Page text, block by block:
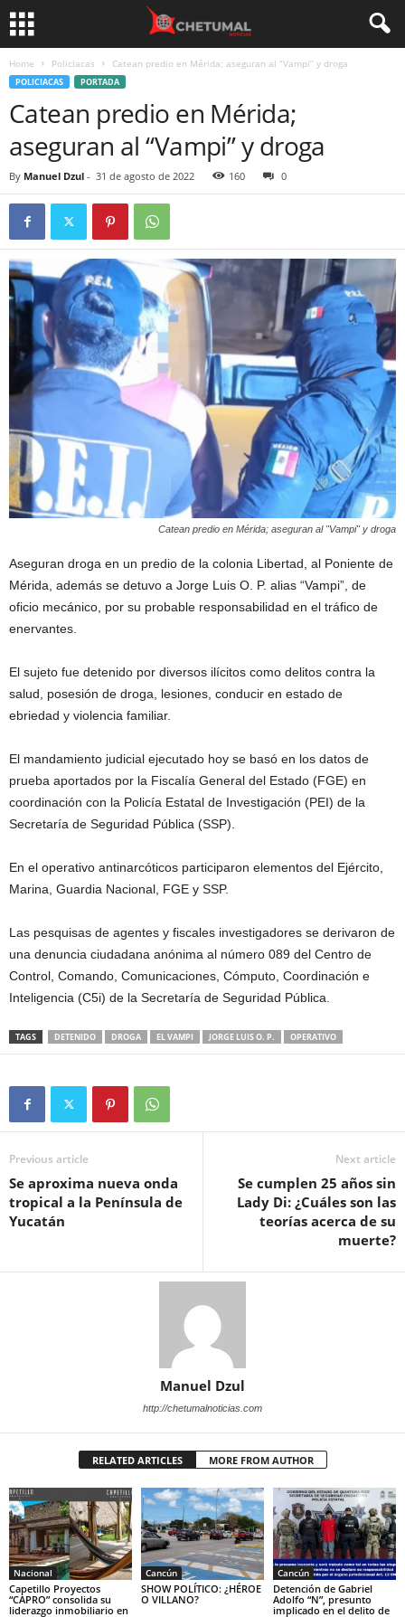
Home Policiacas Catean predio en Mérida; aseguran al “Vampi” y droga
POLICIACAS PORTADA
Catean predio en Mérida;
aseguran al “Vampi” y droga
By Manuel Dzul - 31 de agosto de 2022 160 0
Catean predio en Mérida; aseguran al "Vampi" y droga
Aseguran droga en un predio de la colonia Libertad, al Poniente de
Mérida, además se detuvo a Jorge Luis O. P. alias “Vampi”, de
oficio mecánico, por su probable responsabilidad en el tráfico de
enervantes.
El sujeto fue detenido por diversos ilícitos como delitos contra la
salud, posesión de droga, lesiones, conducir en estado de
ebriedad y violencia familiar.
El mandamiento judicial ejecutado hoy se basó en los datos de
prueba aportados por la Fiscalía General del Estado (FGE) en
coordinación con la Policía Estatal de Investigación (PEI) de la
Secretaría de Seguridad Pública (SSP).
En el operativo antinarcóticos participaron elementos del Ejército,
Marina, Guardia Nacional, FGE y SSP.
Las pesquisas de agentes y fiscales investigadores se derivaron de
una denuncia ciudadana anónima al número 089 del Centro de
Control, Comando, Comunicaciones, Cómputo, Coordinación e
Inteligencia (C5i) de la Secretaría de Seguridad Pública.
TAGS DETENIDO DROGA EL VAMPI JORGE LUIS O. P. OPERATIVO
Previous article
Se aproxima nueva onda
tropical a la Península de
Yucatán
Next article
Se cumplen 25 años sin
Lady Di: ¿Cuáles son las
teorías acerca de su
muerte?
Manuel Dzul
http://chetumalnoticias.com
RELATED ARTICLES MORE FROM AUTHOR
Nacional
Capetillo Proyectos
“CAPRO” consolida su
liderazgo inmobiliario en
Cancún
SHOW POLÍTICO: ¿HÉROE
O VILLANO?
Cancún
Detención de Gabriel
Adolfo “N”, presunto
implicado en el delito de